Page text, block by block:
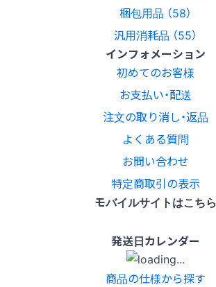
梱包用品 （58）
汎用消耗品 （55）
インフォメーション
初めてのお客様
お支払い・配送
注文の取り消し・返品
よくある質問
お問い合わせ
特定商取引の表示
モバイルサイトはこちら
発送日カレンダー
商品の仕様から探す